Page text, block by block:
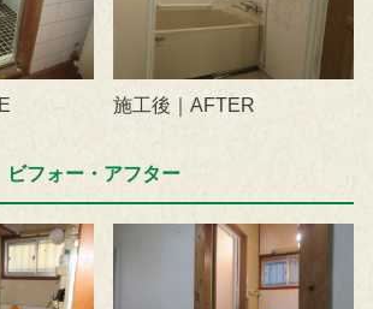
施工後｜AFTER
フォー・アフター